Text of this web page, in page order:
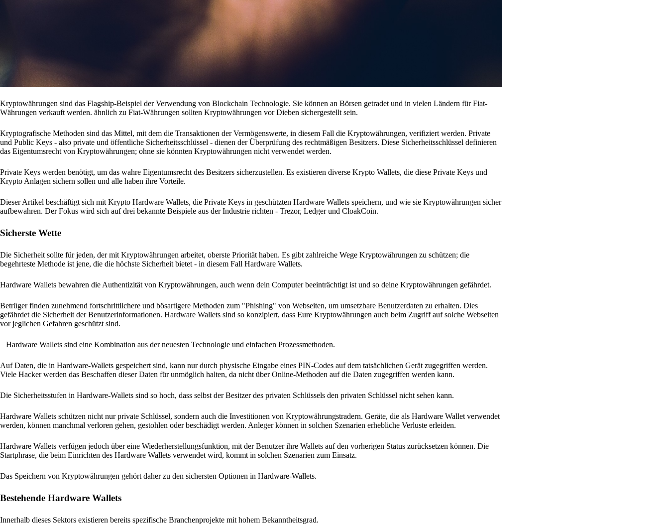
Kryptowährungen sind das Flagship-Beispiel der Verwendung von Blockchain Technologie. Sie können an Börsen getradet und in vielen Ländern für Fiat-
Währungen verkauft werden. ähnlich zu Fiat-Währungen sollten Kryptowährungen vor Dieben sichergestellt sein.
Kryptografische Methoden sind das Mittel, mit dem die Transaktionen der Vermögenswerte, in diesem Fall die Kryptowährungen, verifiziert werden. Private
und Public Keys - also private und öffentliche Sicherheitsschlüssel - dienen der Überprüfung des rechtmäßigen Besitzers. Diese Sicherheitsschlüssel definieren
das Eigentumsrecht von Kryptowährungen; ohne sie könnten Kryptowährungen nicht verwendet werden.
Private Keys werden benötigt, um das wahre Eigentumsrecht des Besitzers sicherzustellen. Es existieren diverse Krypto Wallets, die diese Private Keys und
Krypto Anlagen sichern sollen und alle haben ihre Vorteile.
Dieser Artikel beschäftigt sich mit Krypto Hardware Wallets, die Private Keys in geschützten Hardware Wallets speichern, und wie sie Kryptowährungen sicher
aufbewahren. Der Fokus wird sich auf drei bekannte Beispiele aus der Industrie richten - Trezor, Ledger und CloakCoin.
Sicherste Wette
Die Sicherheit sollte für jeden, der mit Kryptowährungen arbeitet, oberste Priorität haben. Es gibt zahlreiche Wege Kryptowährungen zu schützen; die
begehrteste Methode ist jene, die die höchste Sicherheit bietet - in diesem Fall Hardware Wallets.
Hardware Wallets bewahren die Authentizität von Kryptowährungen, auch wenn dein Computer beeinträchtigt ist und so deine Kryptowährungen gefährdet.
Betrüger finden zunehmend fortschrittlichere und bösartigere Methoden zum "Phishing" von Webseiten, um umsetzbare Benutzerdaten zu erhalten. Dies
gefährdet die Sicherheit der Benutzerinformationen. Hardware Wallets sind so konzipiert, dass Eure Kryptowährungen auch beim Zugriff auf solche Webseiten
vor jeglichen Gefahren geschützt sind.
Hardware Wallets sind eine Kombination aus der neuesten Technologie und einfachen Prozessmethoden.
Auf Daten, die in Hardware-Wallets gespeichert sind, kann nur durch physische Eingabe eines PIN-Codes auf dem tatsächlichen Gerät zugegriffen werden.
Viele Hacker werden das Beschaffen dieser Daten für unmöglich halten, da nicht über Online-Methoden auf die Daten zugegriffen werden kann.
Die Sicherheitsstufen in Hardware-Wallets sind so hoch, dass selbst der Besitzer des privaten Schlüssels den privaten Schlüssel nicht sehen kann.
Hardware Wallets schützen nicht nur private Schlüssel, sondern auch die Investitionen von Kryptowährungstradern. Geräte, die als Hardware Wallet verwendet
werden, können manchmal verloren gehen, gestohlen oder beschädigt werden. Anleger können in solchen Szenarien erhebliche Verluste erleiden.
Hardware Wallets verfügen jedoch über eine Wiederherstellungsfunktion, mit der Benutzer ihre Wallets auf den vorherigen Status zurücksetzen können. Die
Startphrase, die beim Einrichten des Hardware Wallets verwendet wird, kommt in solchen Szenarien zum Einsatz.
Das Speichern von Kryptowährungen gehört daher zu den sichersten Optionen in Hardware-Wallets.
Bestehende Hardware Wallets
Innerhalb dieses Sektors existieren bereits spezifische Branchenprojekte mit hohem Bekanntheitsgrad.